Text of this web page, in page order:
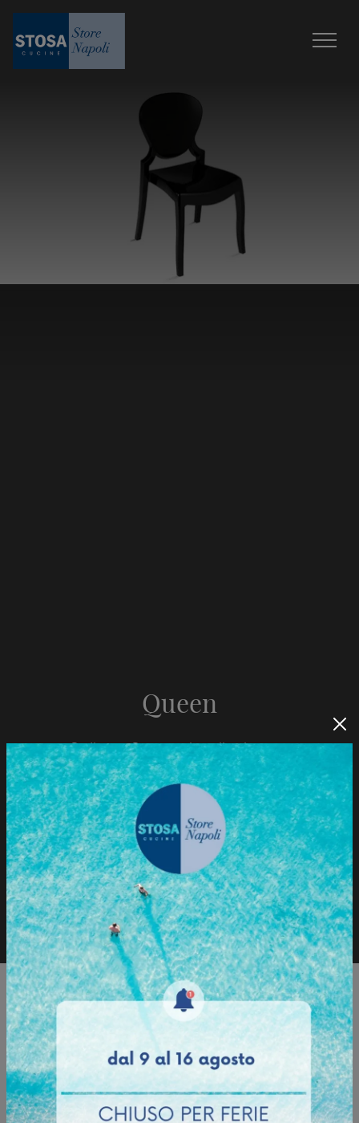
Sedia con Struttura in policarbonato.
Sfoglia il Catalogo
Richiedi informazioni
Queen
Sfoglia il catalogo